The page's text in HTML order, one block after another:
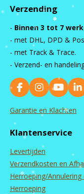
Verzending
- Binnen 3 tot 7
- met DHL, DPD &
- met Track & Trace.
- Verzend- en
F
a
c
o
k
I
n
s
t
g
a
m
Y
o
u
b
L
i
Garantie en Klachten
Klantenservice
Levertijden
Verzendkosten en
Herroeping/
Herroeping